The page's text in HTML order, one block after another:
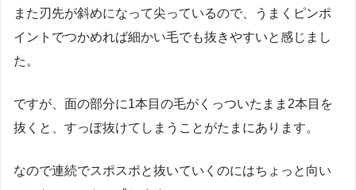
また刃先が斜めになって尖っているので、うまくピンポ
イントでつかめれば細かい毛でも抜きやすいと感じまし
た。
ですが、面の部分に1本目の毛がくっついたまま2本目を
抜くと、すっぽ抜けてしまうことがたまにあります。
なので連続でスポスポと抜いていくのにはちょっと向い